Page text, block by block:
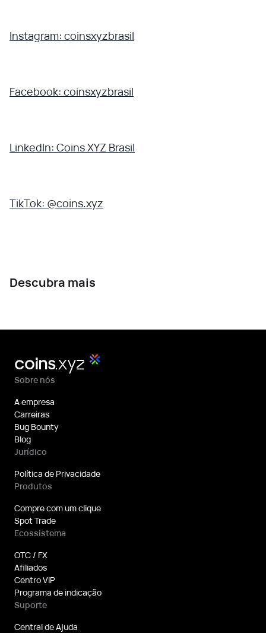
Instagram: coinsxyzbrasil
Facebook: coinsxyzbrasil
LinkedIn: Coins XYZ Brasil
TikTok: @coins.xyz
Descubra mais
Sobre nós
A empresa
Carreiras
Bug Bounty
Blog
Jurídico
Política de Privacidade
Produtos
Compre com um clique
Spot Trade
Ecossistema
OTC / FX
Afiliados
Centro VIP
Programa de indicação
Suporte
Central de Ajuda